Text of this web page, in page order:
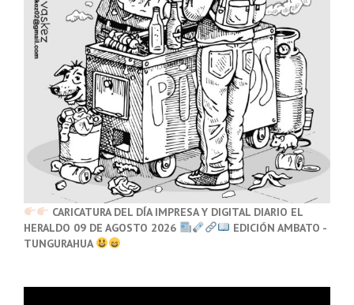
CARICATURA DEL DÍA IMPRESA Y DIGITAL DIARIO EL
HERALDO 09 DE AGOSTO 2026
EDICIÓN AMBATO -
TUNGURAHUA